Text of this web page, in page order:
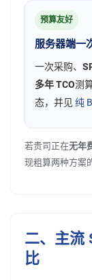
预算友好
服务器端一
一次采购、
多年 TCO测
态，并见 纯
若贵司正在无年
现粗算两种方案
二、主流
比